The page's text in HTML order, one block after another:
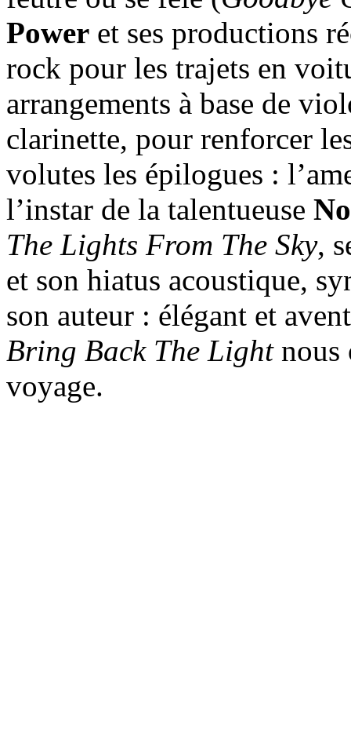
Power et ses productions
rock pour les trajets en
arrangements à base de
clarinette, pour renforcer
volutes les épilogues :
l’instar de la talentueuse
The Lights From The Sky,
et son hiatus acoustique,
son auteur : élégant et
Bring Back The Lightnous
voyage.